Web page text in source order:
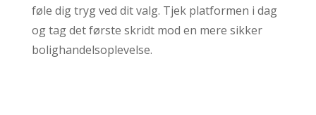
føle dig tryg ved dit valg. Tjek platformen i dag
og tag det første skridt mod en mere sikker
bolighandelsoplevelse.